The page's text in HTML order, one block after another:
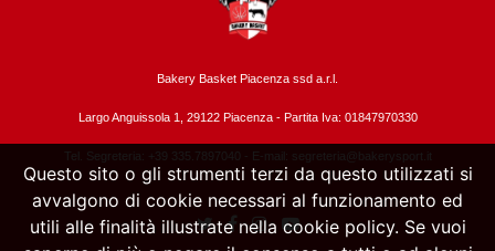
Bakery Basket Piacenza ssd a.r.l.
Largo Anguissola 1, 29122 Piacenza - Partita Iva: 01847970330
Tel. Segreteria: +39 335.7897040 - E-mail: segreteria@bakerysport.it
Questo sito o gli strumenti terzi da questo utilizzati si
avvalgono di cookie necessari al funzionamento ed
utili alle finalità illustrate nella cookie policy. Se vuoi